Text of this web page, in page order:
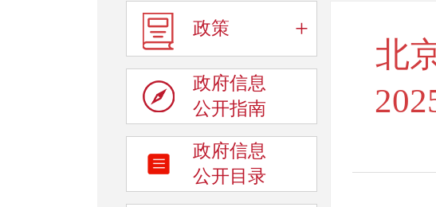
政策 +
政府信息
公开指南
政府信息
公开目录
北